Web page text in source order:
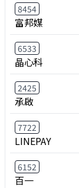
8454
富邦媒
6533
晶心科
2425
承啟
7722
LINEPAY
6152
百一